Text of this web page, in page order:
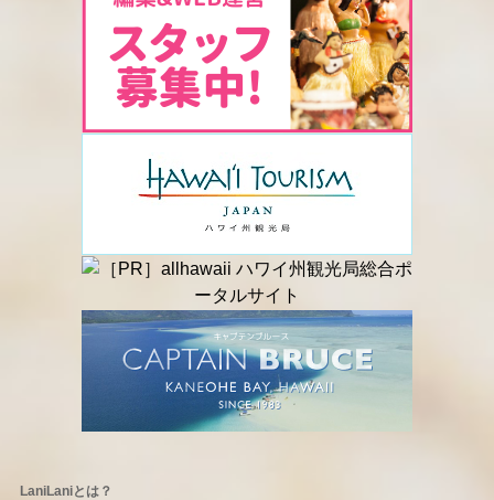
LaniLaniとは？